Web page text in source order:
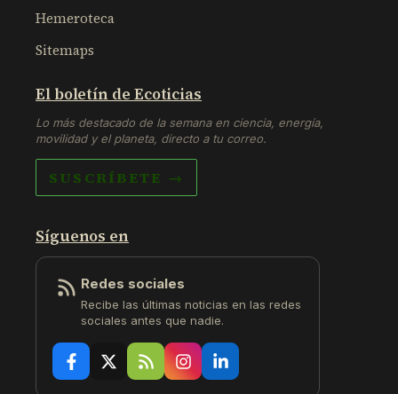
Hemeroteca
Sitemaps
El boletín de Ecoticias
Lo más destacado de la semana en ciencia, energía,
movilidad y el planeta, directo a tu correo.
SUSCRÍBETE →
Síguenos en
Redes sociales
Recibe las últimas noticias en las redes
sociales antes que nadie.